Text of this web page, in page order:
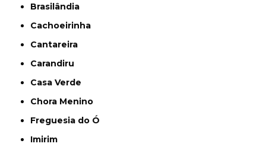
Brasilândia
Cachoeirinha
Cantareira
Carandiru
Casa Verde
Chora Menino
Freguesia do Ó
Imirim